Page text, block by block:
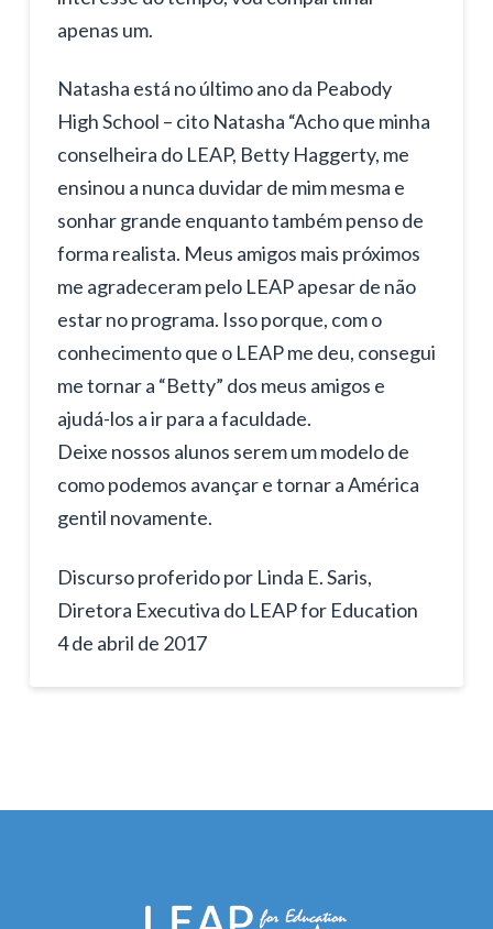
apenas um.
Natasha está no último ano da Peabody
High School – cito Natasha “Acho que minha
conselheira do LEAP, Betty Haggerty, me
ensinou a nunca duvidar de mim mesma e
sonhar grande enquanto também penso de
forma realista. Meus amigos mais próximos
me agradeceram pelo LEAP apesar de não
estar no programa. Isso porque, com o
conhecimento que o LEAP me deu, consegui
me tornar a “Betty” dos meus amigos e
ajudá-los a ir para a faculdade.
Deixe nossos alunos serem um modelo de
como podemos avançar e tornar a América
gentil novamente.
Discurso proferido por Linda E. Saris,
Diretora Executiva do LEAP for Education
4 de abril de 2017